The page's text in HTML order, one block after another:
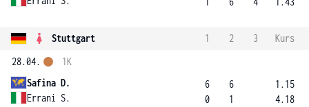
Stuttgart 1 2 3
Kurs
28.04.
Safina D.
Errani S.
1K
6
0
6
1
1.15
4.18